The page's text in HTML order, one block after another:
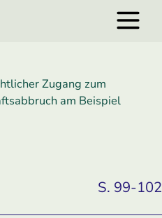
Zugang zum
am Beispiel
S. 99-102